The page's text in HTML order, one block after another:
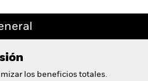
los beneficios totales.